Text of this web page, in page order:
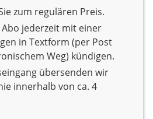
zum regulären Preis.
jederzeit mit einer
in Textform (per Post
Weg) kündigen.
übersenden wir
innerhalb von ca. 4